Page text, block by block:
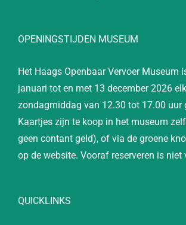
OPENINGSTIJDEN MUSEUM
Het Haags Openbaar Vervoer Museum
januari tot en met 13 december 2026
zondagmiddag van 12.30 tot 17.00 uur
Kaartjes zijn te koop in het museum
geen contant geld), of via de groene
op de website. Vooraf reserveren is niet
QUICKLINKS